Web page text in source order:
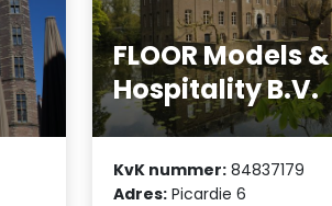
FLOOR Models &
Hospitality B.V.
KvK nummer: 84837179
Adres: Picardie 6